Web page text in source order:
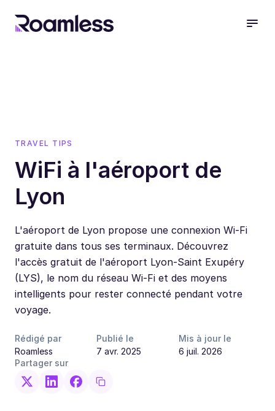
TRAVEL TIPS
WiFi à l'aéroport de
Lyon
L'aéroport de Lyon propose une connexion Wi-Fi
gratuite dans tous ses terminaux. Découvrez
l'accès gratuit de l'aéroport Lyon-Saint Exupéry
(LYS), le nom du réseau Wi-Fi et des moyens
intelligents pour rester connecté pendant votre
voyage.
Rédigé par
Roamless
Publié le
7 avr. 2025
Mis à jour le
6 juil. 2026
Partager sur